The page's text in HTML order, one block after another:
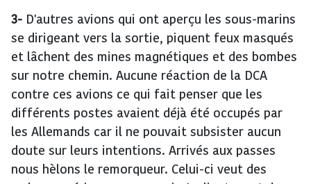
3- D'autres avions qui ont aperçu les sous-marins
se dirigeant vers la sortie, piquent feux masqués
et lâchent des mines magnétiques et des bombes
sur notre chemin. Aucune réaction de la DCA
contre ces avions ce qui fait penser que les
différents postes avaient déjà été occupés par
les Allemands car il ne pouvait subsister aucun
doute sur leurs intentions. Arrivés aux passes
nous hèlons le remorqueur. Celui-ci veut des